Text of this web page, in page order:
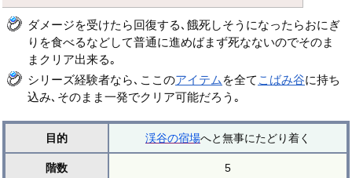
ダメージを受けたら回復する､餓死しそうになったらおにぎ
りを食べるなどして普通に進めばまず死なないのでそのま
まクリア出来る｡
シリーズ経験者なら､ここのアイテム を全て こばみ谷に持ち
込み､そのまま一発でクリア可能だろう｡
目的 渓谷の宿場へと無事にたどり着く
階数 5